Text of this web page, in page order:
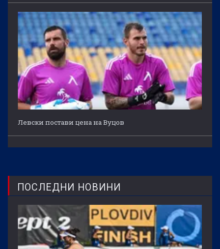
Левски постави цена на Вуцов
ПОСЛЕДНИ НОВИНИ